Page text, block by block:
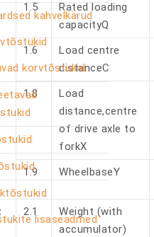
kahvelkärud
korvtõstukid
lisaseadmed
1.5
Rated loading
capacityQ
1.6
Load centre
distanceC
1.8
Load
distance,centre
of drive axle to
forkX
1.9 WheelbaseY
2.1
Weight (with
accumulator)